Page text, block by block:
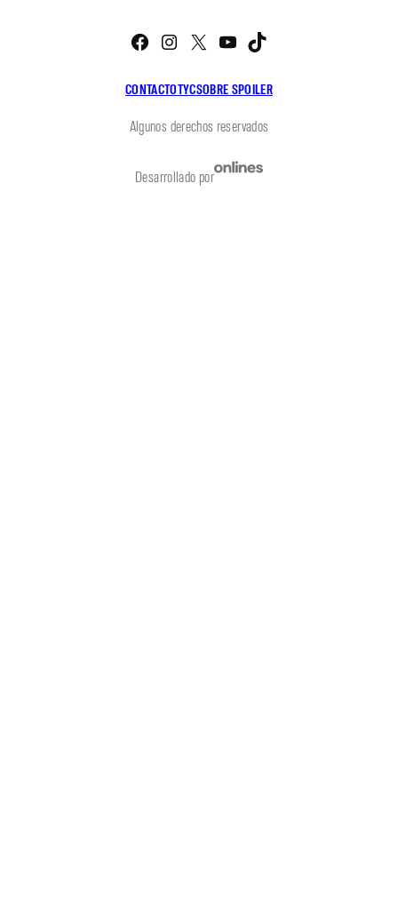
CONTACTOTYCSOBRE SPOILER
Facebook
Instagram
X YouTube
Algunos derechos reservados
Desarrollado por